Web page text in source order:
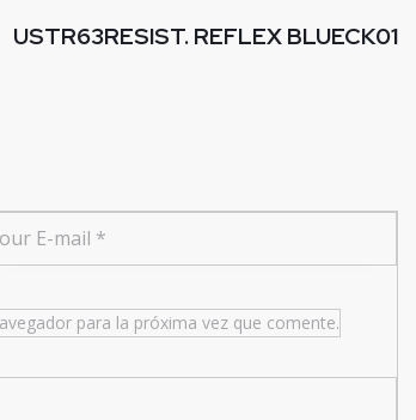
USTR63RESIST. REFLEX BLUECK01
para la próxima vez que comente.